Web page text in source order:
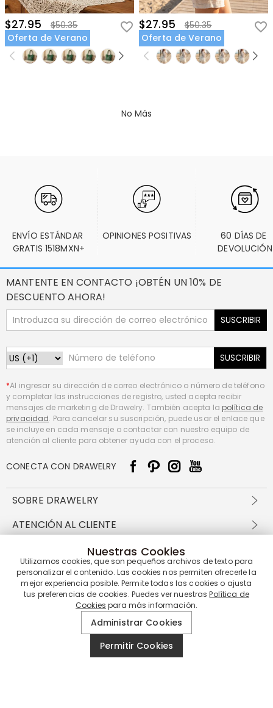
$27.95
$50.35
Oferta de Verano
$27.95
$50.35
Oferta de Verano
No Más
ENVÍO ESTÁNDAR
GRATIS 1518MXN+
OPINIONES POSITIVAS
60 DÍAS DE
DEVOLUCIÓN
MANTENTE EN CONTACTO ¡OBTÉN UN 10% DE
DESCUENTO AHORA!
SUSCRIBIR
SUSCRIBIR
*Al ingresar su dirección de correo electrónico o número de teléfono
y completar las instrucciones de registro, usted acepta recibir
mensajes de marketing de Drawelry. También acepta la política de
privacidad. Para cancelar su suscripción, puede usar el enlace que
se incluye en cada mensaje o contactar con nuestro equipo de
atención al cliente para obtener ayuda con el proceso.
CONECTA CON DRAWELRY
SOBRE DRAWELRY
Sobre nosotros
Contacta con nosotros
política de privacidad
Términos y condiciones
Preguntas frecuentes
Política de cookies
ATENCIÓN AL CLIENTE
Métodos de pago
Devolución en 60 días
Cómo cuidar
EXPLORAR DRAWELRY
Drawelry Prime
Programa de Recompensas
Nuestros métodos de pago
Nuestros socios de entrega
Nuestras Cookies
Utilizamos cookies, que son pequeños archivos de texto para
personalizar el contenido. Las cookies nos permiten ofrecerle la
mejor experiencia posible. Permite todas las cookies o ajusta
tus preferencias de cookies. Puedes ver nuestrasPolítica de
Cookies para más información.
Administrar Cookies
Permitir Cookies